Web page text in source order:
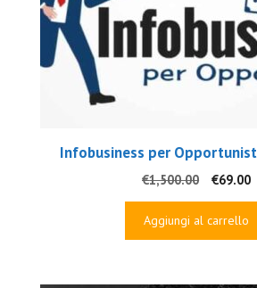
Infobusiness per
€1,500.00
Il
prezzo
originale
€69.00Il
Aggiungi al carrello
Non mi interessa
La tua email non verrà comunicata
nessuna ragione.